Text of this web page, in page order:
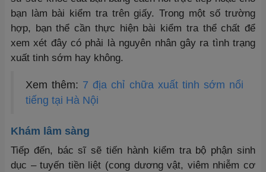
bạn làm bài kiểm tra trên giấy. Trong một số trường
hợp, bạn thể cần thực hiện bài kiểm tra thể chất để
xem xét đây có phải là nguyên nhân gây ra tình trạng
xuất tinh sớm hay không.
Xem thêm: 7 địa chỉ chữa xuất tinh sớm nổi
tiếng tại Hà Nội
Khám lâm sàng
Tiếp đến, bác sĩ sẽ tiến hành kiểm tra bộ phận sinh
dục – tuyến tiền liệt (cong dương vật, viêm nhiễm cơ